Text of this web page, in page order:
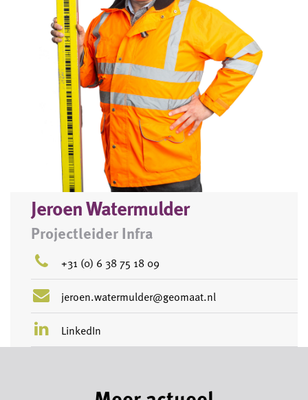
Jeroen Watermulder
Projectleider Infra
+31 (0) 6 38 75 18 09
jeroen.watermulder@geomaat.nl
LinkedIn